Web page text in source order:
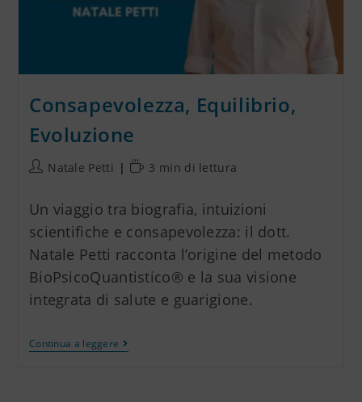
Consapevolezza, Equilibrio,
Evoluzione
Natale Petti 3 min di lettura
Un viaggio tra biografia, intuizioni
scientifiche e consapevolezza: il dott.
Natale Petti racconta l’origine del metodo
BioPsicoQuantistico® e la sua visione
integrata di salute e guarigione.
Continua a leggere